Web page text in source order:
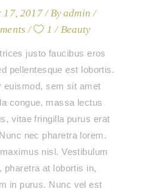
17, 2017 Byadmin
1 Beauty
justo faucibus eros
pellentesque est lobortis.
euismod, sem sit amet
congue, massa lectus
vitae fringilla purus erat
nec pharetra lorem.
nisl. Vestibulum
pharetra at lobortis in,
in purus. Nunc vel est